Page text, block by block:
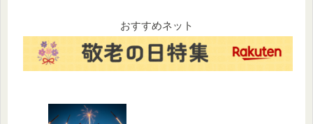
おすすめネット